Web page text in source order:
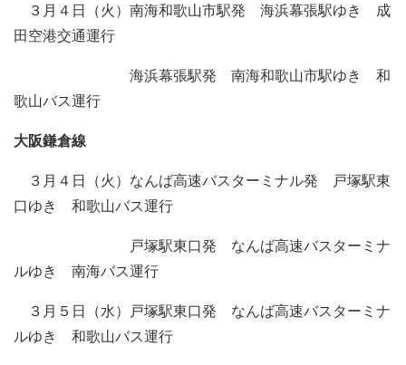
３月４日（火）南海和歌山市駅発 海浜幕張駅ゆき 成
田空港交通運行
海浜幕張駅発 南海和歌山市駅ゆき 和
歌山バス運行
大阪鎌倉線
３月４日（火）なんば高速バスターミナル発 戸塚駅東
口ゆき 和歌山バス運行
戸塚駅東口発 なんば高速バスターミナ
ルゆき 南海バス運行
３月５日（水）戸塚駅東口発 なんば高速バスターミナ
ルゆき 和歌山バス運行